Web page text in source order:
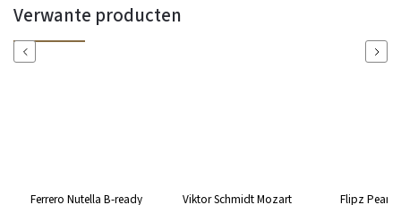
Verwante producten
Previous
Ferrero Nutella B-ready
Viktor Schmidt Mozart
Flipz
Next